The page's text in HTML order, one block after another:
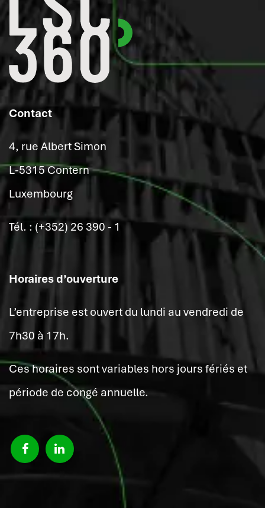
Contact
4, rue Albert Simon
L-5315 Contern
Luxembourg
Tél. : (+352) 26 390 - 1
Horaires d’ouverture
L’entreprise est ouvert du lundi au vendredi de
7h30 à 17h.
Ces horaires sont variables hors jours fériés et
période de congé annuelle.